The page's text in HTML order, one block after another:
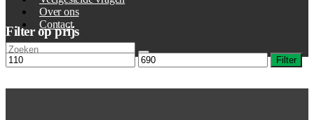
Over ons
Contact
Filter op prijs
Filter